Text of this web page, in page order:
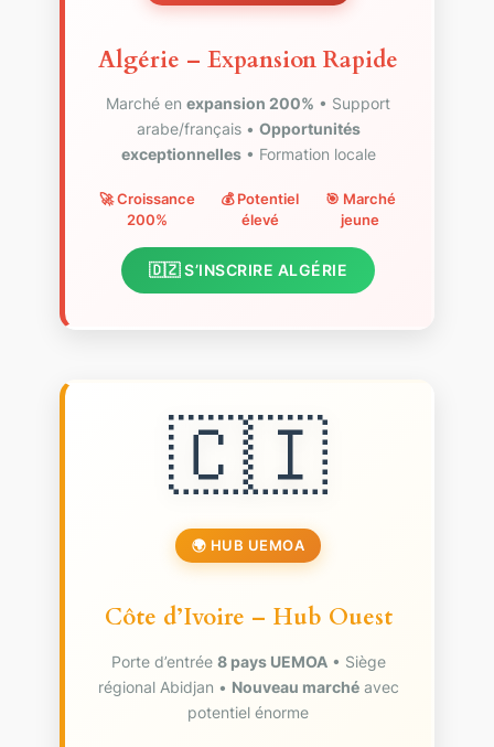
Algérie – Expansion Rapide
Marché en expansion 200% • Support
arabe/français • Opportunités
exceptionnelles• Formation locale
🚀 Croissance
200%
💰 Potentiel
élevé
🎯 Marché
jeune
🇩🇿 S’INSCRIRE ALGÉRIE
🇨🇮
🌍 HUB UEMOA
Côte d’Ivoire – Hub Ouest
Porte d’entrée 8 pays UEMOA• Siège
régional Abidjan • Nouveau marchéavec
potentiel énorme